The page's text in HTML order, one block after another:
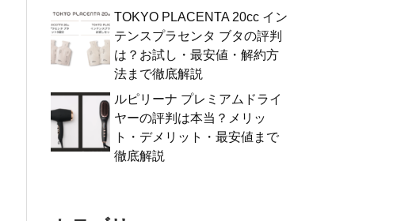
TOKYO PLACENTA 20cc イン
テンスプラセンタ ブタの評判
は？お試し・最安値・解約方
法まで徹底解説
ルピリーナ プレミアムドライ
ヤーの評判は本当？メリッ
ト・デメリット・最安値まで
徹底解説